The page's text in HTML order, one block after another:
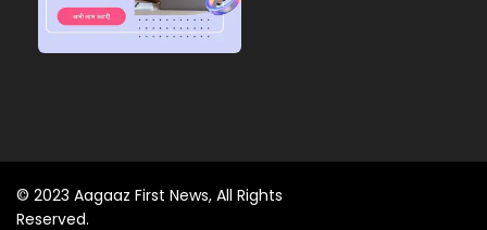
© 2023 Aagaaz First News, All Rights
Reserved.